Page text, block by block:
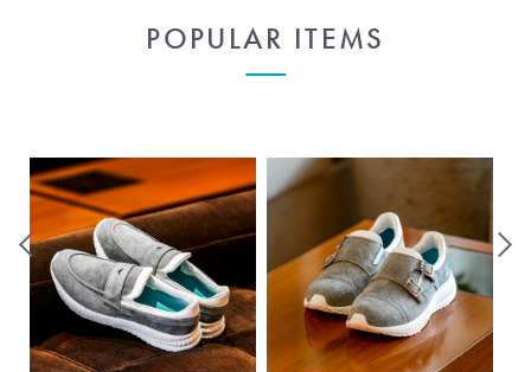
POPULAR ITEMS